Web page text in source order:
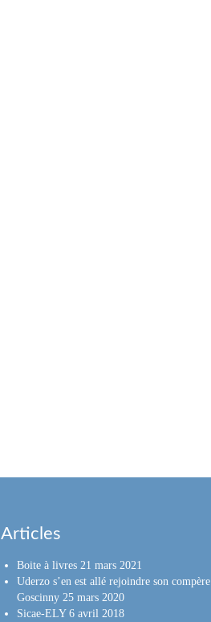
Articles
Boite à livres 21 mars 2021
Uderzo s’en est allé rejoindre son compère
Goscinny 25 mars 2020
Sicae-ELY 6 avril 2018